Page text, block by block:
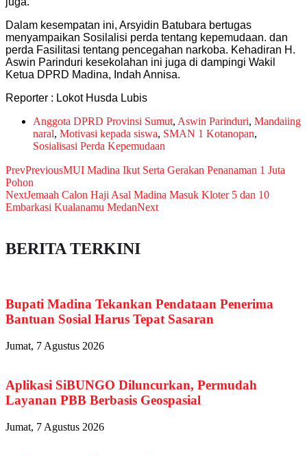
Dalam kesempatan ini, Arsyidin Batubara bertugas
menyampaikan Sosilalisi perda tentang kepemudaan. dan
perda Fasilitasi tentang pencegahan narkoba. Kehadiran H.
Aswin Parinduri kesekolahan ini juga di dampingi Wakil
Ketua DPRD Madina, Indah Annisa.
Reporter : Lokot Husda Lubis
Anggota DPRD Provinsi Sumut, Aswin Parinduri, Mandaiing
naral, Motivasi kepada siswa, SMAN 1 Kotanopan,
Sosialisasi Perda Kepemudaan
PrevPreviousMUI Madina Ikut Serta Gerakan Penanaman 1 Juta
Pohon
NextJemaah Calon Haji Asal Madina Masuk Kloter 5 dan 10
Embarkasi Kualanamu MedanNext
BERITA TERKINI
Bupati Madina Tekankan Pendataan Penerima
Bantuan Sosial Harus Tepat Sasaran
Jumat, 7 Agustus 2026
Aplikasi SiBUNGO Diluncurkan, Permudah
Layanan PBB Berbasis Geospasial
Jumat, 7 Agustus 2026